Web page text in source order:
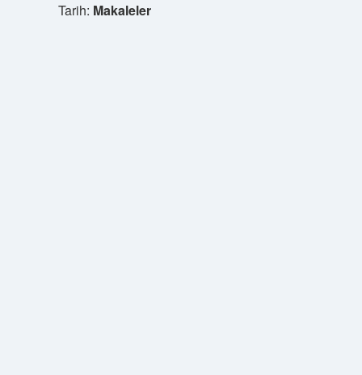
Tarih: Makaleler